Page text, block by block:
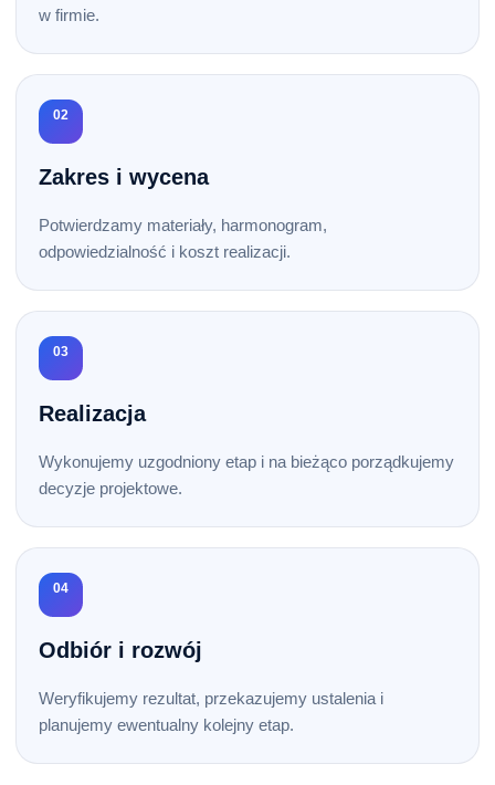
w firmie.
02
Zakres i wycena
Potwierdzamy materiały, harmonogram,
odpowiedzialność i koszt realizacji.
03
Realizacja
Wykonujemy uzgodniony etap i na bieżąco porządkujemy
decyzje projektowe.
04
Odbiór i rozwój
Weryfikujemy rezultat, przekazujemy ustalenia i
planujemy ewentualny kolejny etap.